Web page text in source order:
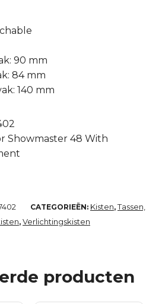
90 mm
84 mm
140 mm
Showmaster 48 With
CATEGORIEËN: Kisten,Tassen,
, Verlichtingskisten
producten